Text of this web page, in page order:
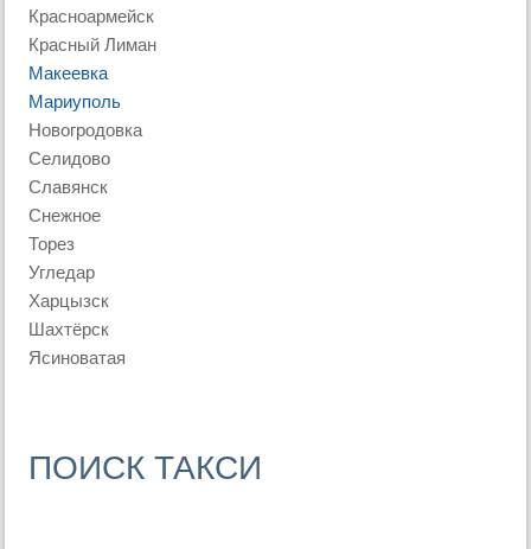
Красноармейск
Красный Лиман
Макеевка
Мариуполь
Новогродовка
Селидово
Славянск
Снежное
Торез
Угледар
Харцызск
Шахтёрск
Ясиноватая
ПОИСК ТАКСИ